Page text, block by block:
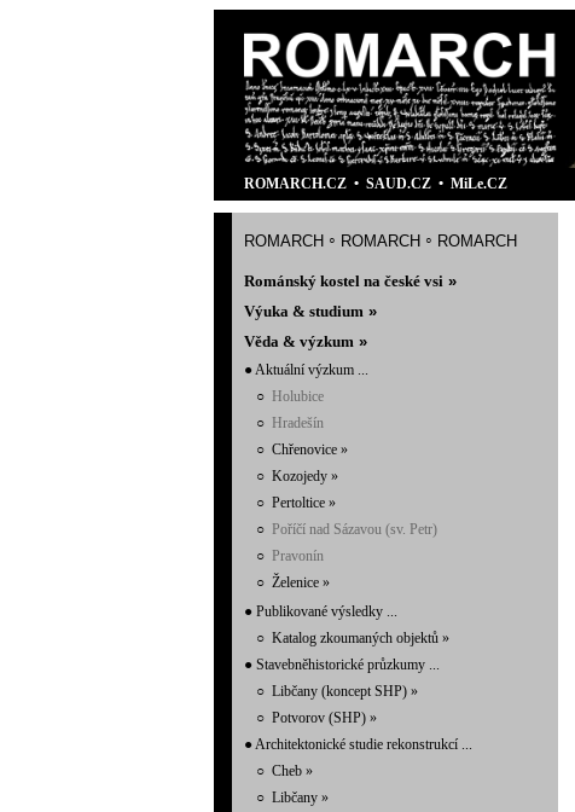
ROMARCH.CZ • SAUD.CZ • MiLe.CZ
romarch ◦ romarch ◦ romarch
Románský kostel na české vsi »
Výuka & studium »
Věda & výzkum »
● Aktuální výzkum ...
○ Holubice
○ Hradešín
○ Chřenovice »
○ Kozojedy »
○ Pertoltice »
○ Poříčí nad Sázavou (sv. Petr)
○ Pravonín
○ Želenice »
● Publikované výsledky ...
○ Katalog zkoumaných objektů »
● Stavebněhistorické průzkumy ...
○ Libčany (koncept SHP) »
○ Potvorov (SHP) »
● Architektonické studie rekonstrukcí ...
○ Cheb »
○ Libčany »